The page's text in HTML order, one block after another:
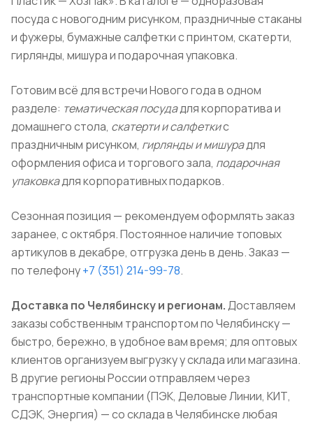
посуда с новогодним рисунком, праздничные стаканы
и фужеры, бумажные салфетки с принтом, скатерти,
гирлянды, мишура и подарочная упаковка.
Готовим всё для встречи Нового года в одном
разделе: тематическая посудадля корпоратива и
домашнего стола, скатерти и салфеткис
праздничным рисунком, гирлянды и мишурадля
оформления офиса и торгового зала, подарочная
упаковкадля корпоративных подарков.
Сезонная позиция — рекомендуем оформлять заказ
заранее, с октября. Постоянное наличие топовых
артикулов в декабре, отгрузка день в день. Заказ —
по телефону+7 (351) 214-99-78.
Доставка по Челябинску и регионам.Доставляем
заказы собственным транспортом по Челябинску —
быстро, бережно, в удобное вам время; для оптовых
клиентов организуем выгрузку у склада или магазина.
В другие регионы России отправляем через
транспортные компании (ПЭК, Деловые Линии, КИТ,
СДЭК, Энергия) — со склада в Челябинске любая